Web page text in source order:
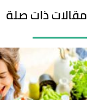
3/2021. Edited.
↑
"High-calorie, high-protein smoothie"
mayoclinic,
2/2021. Edited.
مقالات ذات صلة